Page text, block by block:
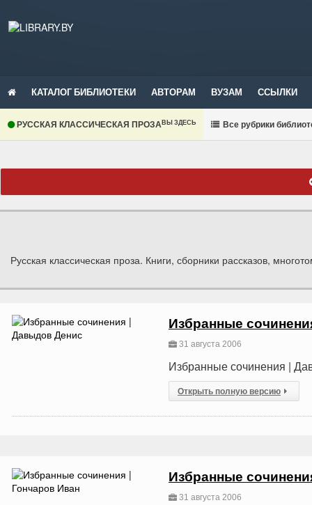
КАТАЛОГ БИБЛИОТЕКИ АВТОРАМ ВУЗАМ ССЫЛКИ
РУССКАЯ КЛАССИЧЕСКАЯ ПРОЗАВЫ ЗДЕСЬ Все рубрики
Русская классическая проза. Книги, сборники рассказов,
Избранные
31 августа 2006
Избранные сочинения |
Открыть полную версию
Избранные
31 августа 2006